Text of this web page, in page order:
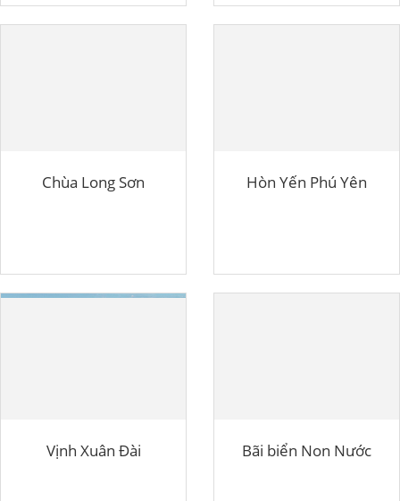
Chùa Long Sơn Hòn Yến Phú Yên
Vịnh Xuân Đài Bãi biển Non Nước